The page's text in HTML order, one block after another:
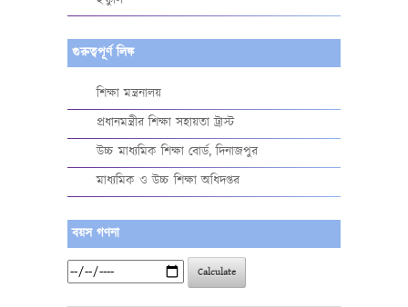
গুরুত্বপূর্ণ লিঙ্ক
শিক্ষা মন্ত্রনালয়
প্রধানমন্ত্রীর শিক্ষা সহায়তা ট্রাস্ট
উচ্চ মাধ্যমিক শিক্ষা বোর্ড, দিনাজপুর
মাধ্যমিক ও উচ্চ শিক্ষা অধিদপ্তর
বয়স গণনা
Calculate